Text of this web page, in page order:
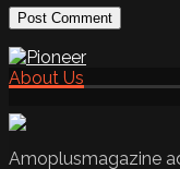
About Us
Amoplusmagazine